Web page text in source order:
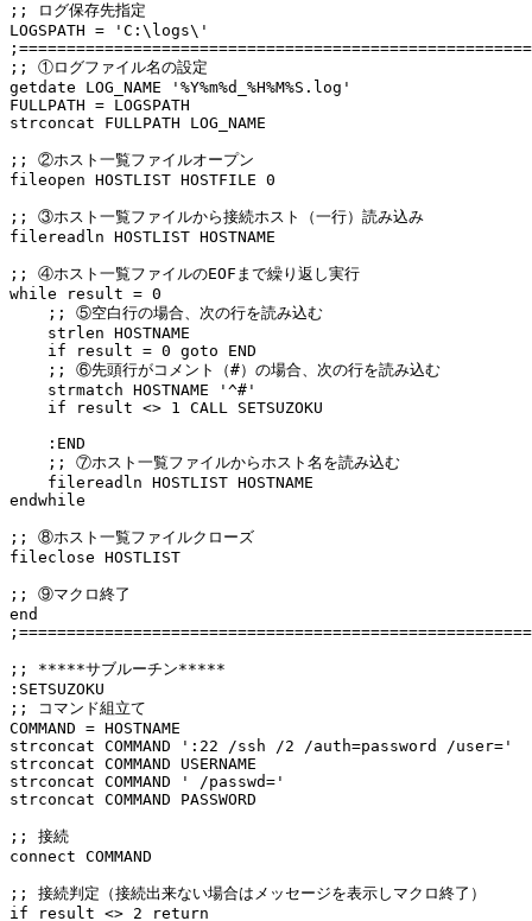
;; ログ保存先指定
LOGSPATH = 'C:\logs\'
;; ①ログファイル名の設定
getdate LOG_NAME '%Y%m%d_%H%M%S.log'
FULLPATH = LOGSPATH
strconcat FULLPATH LOG_NAME
;; ②ホスト一覧ファイルオープン
fileopen HOSTLIST HOSTFILE 0
;; ③ホスト一覧ファイルから接続ホスト（一行）読み込み
filereadln HOSTLIST HOSTNAME
;; ④ホスト一覧ファイルのEOFまで繰り返し実行
while result = 0
    ;; ⑤空白行の場合、次の行を読み込む
    strlen HOSTNAME
    if result = 0 goto END
    ;; ⑥先頭行がコメント（#）の場合、次の行を読み込む
    strmatch HOSTNAME '^#'
    if result <> 1 CALL SETSUZOKU
    :END
    ;; ⑦ホスト一覧ファイルからホスト名を読み込む
    filereadln HOSTLIST HOSTNAME
endwhile
;; ⑧ホスト一覧ファイルクローズ
fileclose HOSTLIST
;; ⑨マクロ終了
end
;; *****サブルーチン*****
:SETSUZOKU
;; コマンド組立て
COMMAND = HOSTNAME
strconcat COMMAND ':22 /ssh /2 /auth=password /user='
strconcat COMMAND USERNAME
strconcat COMMAND ' /passwd='
strconcat COMMAND PASSWORD
;; 接続
connect COMMAND
;; 接続判定（接続出来ない場合はメッセージを表示しマクロ終了）
if result <> 2 return